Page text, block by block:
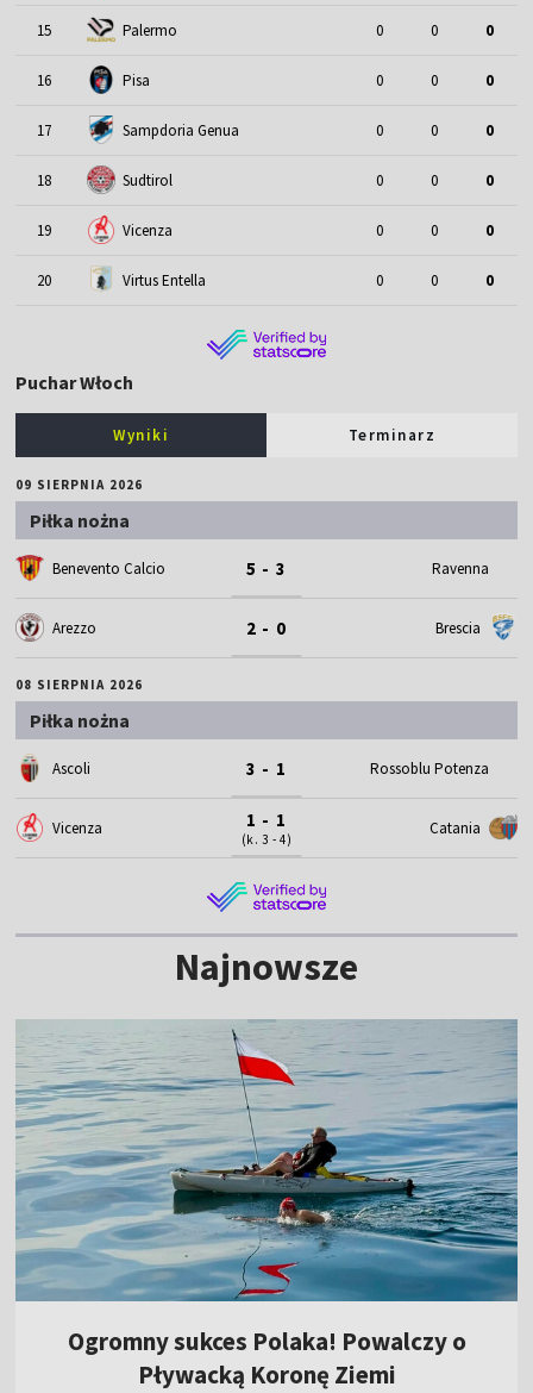
15 Palermo 0 0 0
16 Pisa 0 0 0
17 Sampdoria Genua 0 0 0
18 Sudtirol 0 0 0
19 Vicenza 0 0 0
20 Virtus Entella 0 0 0
Puchar Włoch
Wyniki Terminarz
09 SIERPNIA 2026
Piłka nożna
Benevento Calcio 5 - 3 Ravenna
Arezzo 2 - 0 Brescia
08 SIERPNIA 2026
Piłka nożna
Ascoli 3 - 1 Rossoblu Potenza
Vicenza 1 - 1
(k. 3 - 4)
Catania
Najnowsze
Ogromny sukces Polaka! Powalczy o
Pływacką Koronę Ziemi